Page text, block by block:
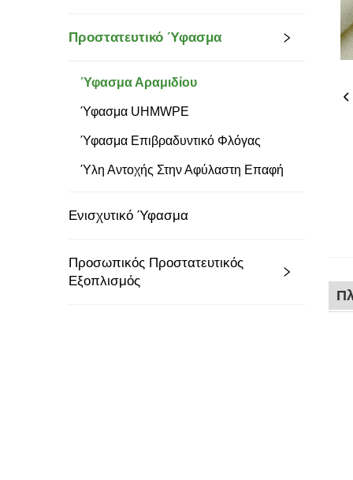
Προστατευτικό Ύφασμα
Ύφασμα Αραμιδίου
Ύφασμα UHMWPE
Ύφασμα Επιβραδυντικό Φλόγας
Ύλη Αντοχής Στην Αφύλαστη Επαφή
Ενισχυτικό Ύφασμα
Προσωπικός Προστατευτικός
Εξοπλισμός